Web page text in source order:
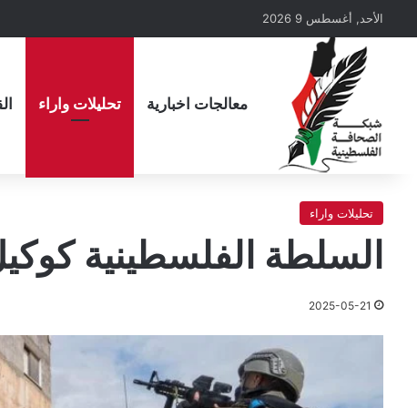
الأحد, أغسطس 9 2026
معالجات اخبارية تحليلات واراء
تحليلات واراء
السلطة الفلسطينية
2025-05-21